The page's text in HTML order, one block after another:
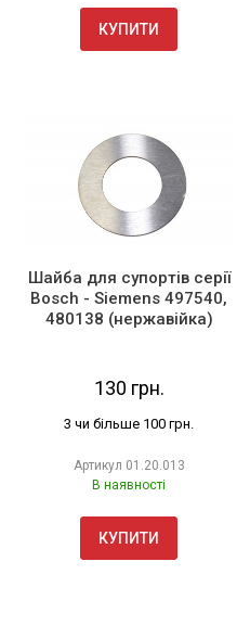
КУПИТИ
Шайба для супортів серії
Bosch - Siemens 497540,
480138 (нержавійка)
130 грн.
3 чи більше 100 грн.
Артикул 01.20.013
В наявності
КУПИТИ